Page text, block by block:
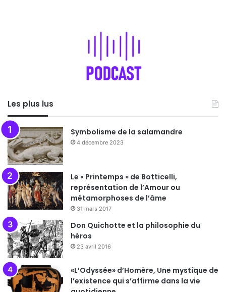
Les plus lus
Symbolisme de la salamandre
4 décembre 2023
Le « Printemps » de Botticelli,
représentation de l’Amour ou
métamorphoses de l’âme
31 mars 2017
Don Quichotte et la philosophie du
héros
23 avril 2016
«L’Odyssée» d’Homère, Une mystique de
l’existence qui s’affirme dans la vie